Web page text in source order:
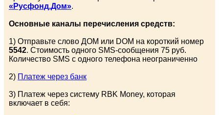
«Русфонд.Дом».
Основные каналы перечисления средств:
1) Отправьте слово ДОМ или DOM на короткий номер
5542. Стоимость одного SMS-сообщения 75 руб.
Количество SMS с одного телефона неограниченно
2) Платеж через банк
3) Платеж через систему RBK Money, которая
включает в себя: